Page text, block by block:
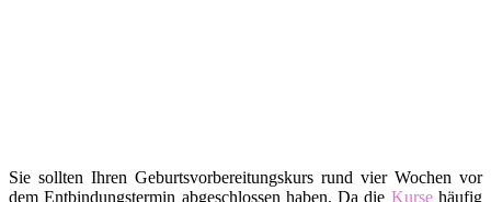
Sie sollten Ihren Geburtsvorbereitungskurs rund vier Wochen vor
dem Entbindungstermin abgeschlossen haben. Da die Kursehäufig